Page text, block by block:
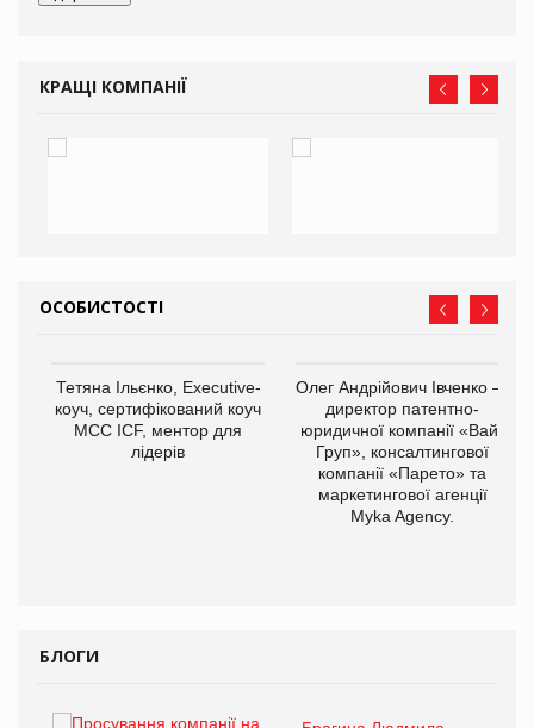
КРАЩІ КОМПАНІЇ
ОСОБИСТОСТІ
Тетяна Ільєнко, Executive-
коуч, сертифікований коуч
МСС ICF, ментор для
лідерів
Олег Андрійович Івченко —
директор патентно-
юридичної компанії «Вайз
Груп», консалтингової
компанії «Парето» та
маркетингової агенції
Myka Agency.
БЛОГИ